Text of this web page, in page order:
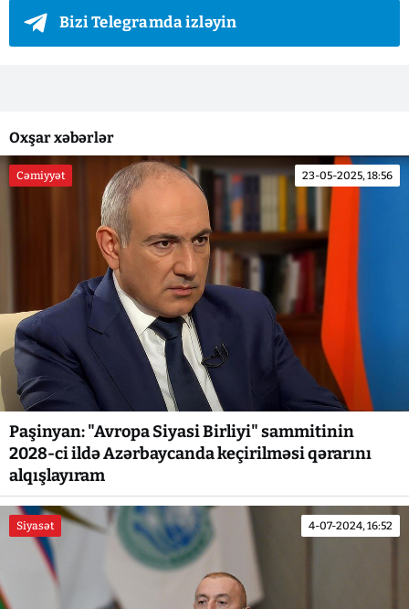
Bizi Telegramda izləyin
Oxşar xəbərlər
Cəmiyyət 23-05-2025, 18:56
Paşinyan: "Avropa Siyasi Birliyi" sammitinin
2028-ci ildə Azərbaycanda keçirilməsi qərarını
alqışlayıram
Siyasət 4-07-2024, 16:52